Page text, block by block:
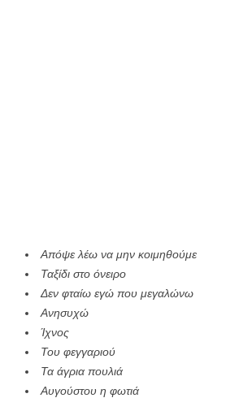
Απόψε λέω να μην κοιμηθούμε
Ταξίδι στο όνειρο
Δεν φταίω εγώ που μεγαλώνω
Ανησυχώ
Ίχνος
Του φεγγαριού
Τα άγρια πουλιά
Αυγούστου η φωτιά